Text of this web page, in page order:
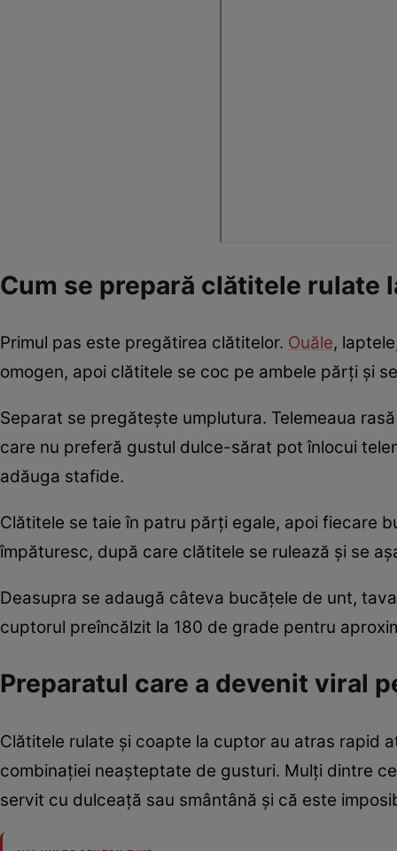
Cum se prepară clătitele rulate
Primul pas este pregătirea clătitelor. Ouăle,
omogen, apoi clătitele se coc pe ambele părți și
Separat se pregătește umplutura. Telemeaua
care nu preferă gustul dulce-sărat pot înlocui
adăuga stafide.
Clătitele se taie în patru părți egale, apoi fiecare
împăturesc, după care clătitele se rulează și se
Deasupra se adaugă câteva bucățele de unt,
cuptorul preîncălzit la 180 de grade pentru
Preparatul care a devenit viral
Clătitele rulate și coapte la cuptor au atras rapid
combinației neașteptate de gusturi. Mulți dintre
servit cu dulceață sau smântână și că este